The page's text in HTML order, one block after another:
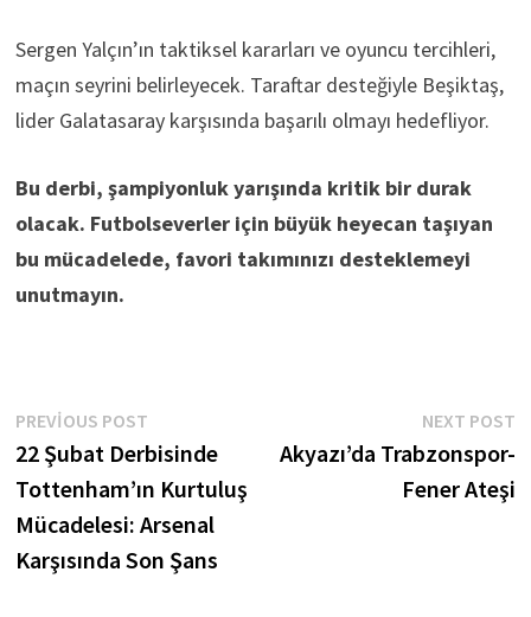
Sergen Yalçın’ın taktiksel kararları ve oyuncu tercihleri,
maçın seyrini belirleyecek. Taraftar desteğiyle Beşiktaş,
lider Galatasaray karşısında başarılı olmayı hedefliyor.
Bu derbi, şampiyonluk yarışında kritik bir durak
olacak. Futbolseverler için büyük heyecan taşıyan
bu mücadelede, favori takımınızı desteklemeyi
unutmayın.
Yazı
gezinmesi
PREVIOUS POSTPrevious
post:
22 Şubat Derbisinde
Tottenham’ın Kurtuluş
Mücadelesi: Arsenal
Karşısında Son Şans
NEXT POST
Akyazı’da Trabzonspor-
Fener Ateşi